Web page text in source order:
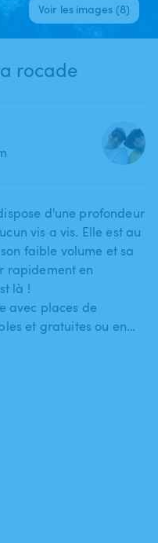
Voir les images (8)
rocade
d'une profondeur
vis a vis. Elle est au
faible volume et sa
rapidement en
là !
avec places de
et gratuites ou en…